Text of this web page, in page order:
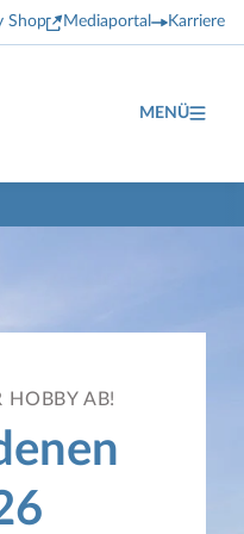
Shop Mediaportal Karriere
MENÜ
HOBBY AB!